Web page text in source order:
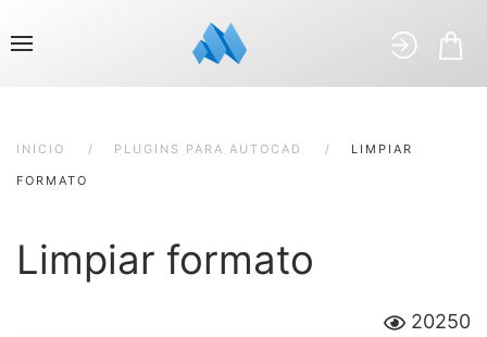
INICIO PLUGINS PARA AUTOCAD LIMPIAR
FORMATO
Limpiar formato
20250